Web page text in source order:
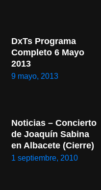
DxTs Programa
Completo 6 Mayo
2013
9 mayo, 2013
Noticias – Concierto
de Joaquín Sabina
en Albacete (Cierre)
1 septiembre, 2010